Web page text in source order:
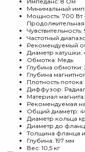
Минимальный
Мощность: 700 Вт
Продолжительная
Чувствительность:
Частотный
Рекомендуемый
Диаметр
Обмотка: Медь
Глубина обмотки:
Глубина
Плотность потока:
Диффузор:
Материал
Рекомендуемая
Общий диаметр:
Диаметр кольца
Диаметр до
Толщина фланца
Глубина: 197 мм
Вес: 10,5 кг